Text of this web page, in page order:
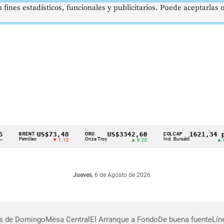
BRENT
Petróleo
US$73,48
▼ 1.12
ORO
Onza Troy
US$3342,60
▲ 8.20
COLCAP
Índ. Bursátil
1621,34
▲
Jueves, 6 de Agosto de 2026
de DomingoMesa Central El Arranque a FondoDe buena fuente
estadísticos, funcionales y publicitarios. Puede aceptarlas